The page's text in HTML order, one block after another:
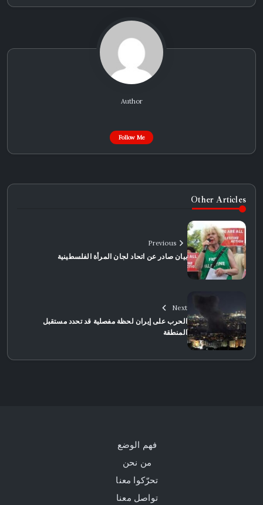
Author
Follow Me
Other Articles
Previous
بيان صادر عن اتحاد لجان المرأة الفلسطينية
Next
الحرب على إيران لحظة مفصلية قد تحدد مستقبل
المنطقة
فهم الوضع
من نحن
تحرّكوا معنا
تواصل معنا